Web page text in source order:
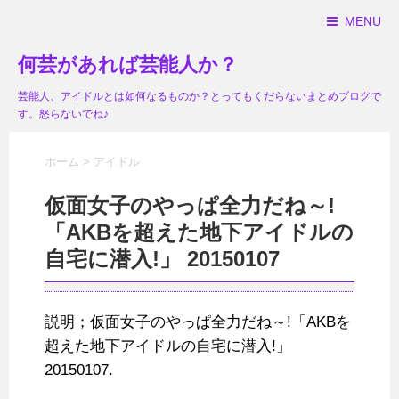
MENU
何芸があれば芸能人か？
芸能人、アイドルとは如何なるものか？とってもくだらないまとめブログで
す。怒らないでね♪
ホーム > アイドル
仮面女子のやっぱ全力だね～!
「AKBを超えた地下アイドルの
自宅に潜入!」 20150107
説明；仮面女子のやっぱ全力だね～!「AKBを
超えた地下アイドルの自宅に潜入!」
20150107.